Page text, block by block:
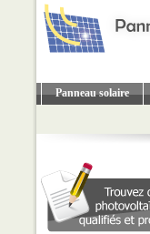
Panneau solaire